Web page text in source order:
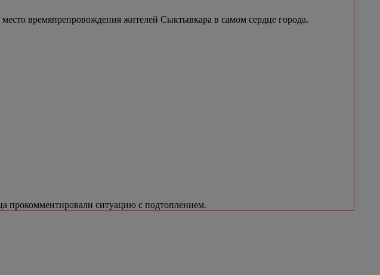
времяпрепровождения жителей Сыктывкара в самом сердце города.
прокомментировали ситуацию с подтоплением.